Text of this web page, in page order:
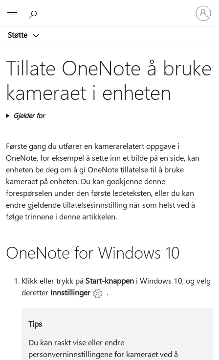
Støtte
Logg
på
kontoen
Tillate OneNote å bruke
kameraet i enheten
Gjelder for
Første gang du utfører en kamerarelatert oppgave i
OneNote, for eksempel å sette inn et bilde på en side, kan
enheten be deg om å gi OneNote tillatelse til å bruke
kameraet på enheten. Du kan godkjenne denne
forespørselen under den første ledeteksten, eller du kan
endre gjeldende tillatelsesinnstilling når som helst ved å
følge trinnene i denne artikkelen.
OneNote for Windows 10
Klikk eller trykk på Start-knappen i Windows 10, og velg
deretter Innstillinger .
Tips
Du kan raskt vise eller endre
personverninnstillingene for kameraet ved å